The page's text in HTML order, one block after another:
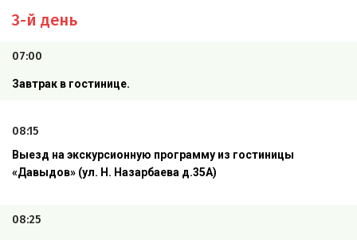
3-й день
07:00
Завтрак в гостинице.
08:15
Выезд на экскурсионную программу из гостиницы
«Давыдов» (ул. Н. Назарбаева д.35А)
08:25